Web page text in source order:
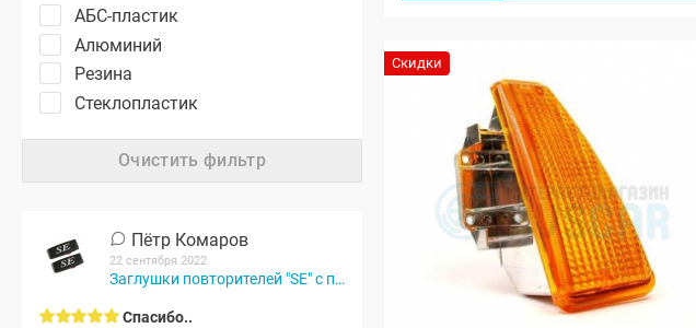
АБС-пластик
Алюминий
Резина
Стеклопластик
Очистить фильтр
Пётр Комаров
22 сентября 2022
Заглушки повторителей "SE" с подсветкой...
Спасибо..
Скидки